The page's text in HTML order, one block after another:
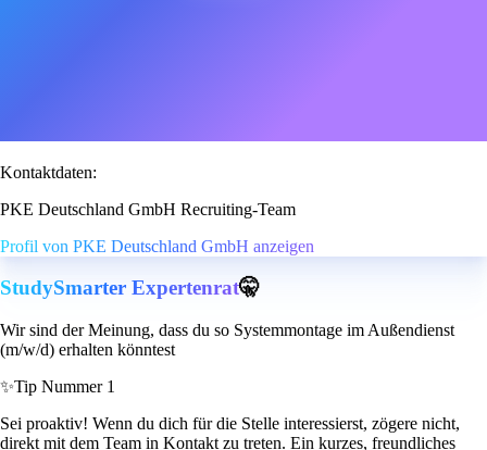
Kontaktdaten:
PKE Deutschland GmbH Recruiting-Team
Profil von PKE Deutschland GmbH anzeigen
StudySmarter Expertenrat🤫
Wir sind der Meinung, dass du so Systemmontage im Außendienst
(m/w/d) erhalten könntest
✨Tip Nummer 1
Sei proaktiv! Wenn du dich für die Stelle interessierst, zögere nicht,
direkt mit dem Team in Kontakt zu treten. Ein kurzes, freundliches